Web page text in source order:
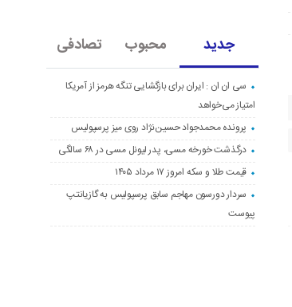
جدید محبوب تصادفی
سی ان ان : ایران برای بازگشایی تنگه هرمز از آمریکا
امتیاز می‌خواهد
پرونده محمدجواد حسین‌نژاد روی میز پرسپولیس
درگذشت خورخه مسی، پدر لیونل مسی در ۶۸ سالگی
قیمت طلا و سکه امروز ۱۷ مرداد ۱۴۰۵
سردار دورسون مهاجم سابق پرسپولیس به گازیانتپ
پیوست